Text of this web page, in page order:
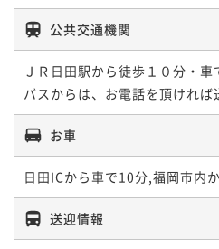
公共交通機関
ＪＲ日田駅から徒歩１０分・
バスからは、お電話を頂けれ
お車
日田ICから車で10分,福岡市内
送迎情報